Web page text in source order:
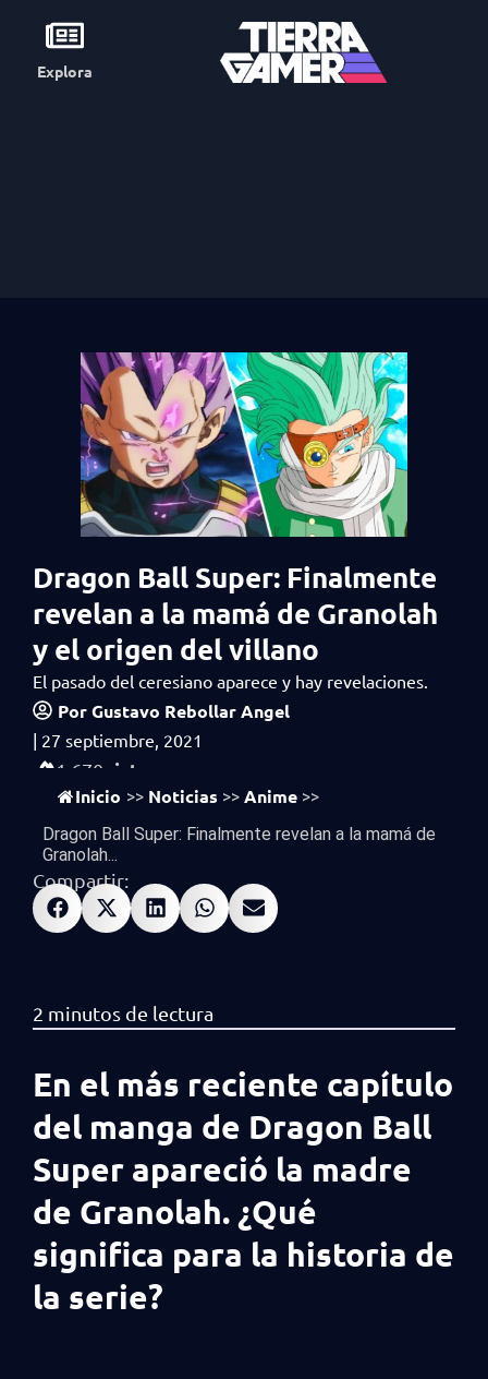
Explora
Dragon Ball Super: Finalmente
revelan a la mamá de Granolah
y el origen del villano
El pasado del ceresiano aparece y hay revelaciones.
PorGustavo Rebollar Angel
| 27 septiembre, 2021
1,670 vistas
Inicio >> Noticias >> Anime >>
Dragon Ball Super: Finalmente revelan a la mamá de
Granolah...
Compartir:
En el más reciente capítulo
del manga de Dragon Ball
Super apareció la madre
de Granolah. ¿Qué
significa para la historia de
la serie?